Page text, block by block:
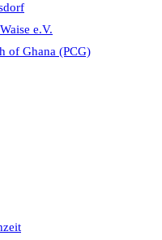
e.V.
of Ghana (PCG)